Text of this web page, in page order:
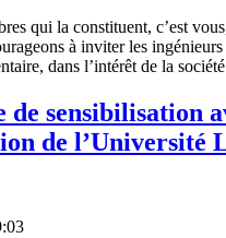
qui la constituent, c’est
à inviter les
dans l’intérêt de la société
sensibilisation
de l’Université